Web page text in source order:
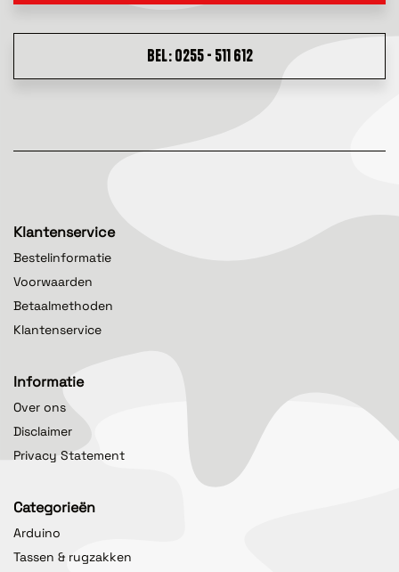
BEL: 0255 - 511 612
Klantenservice
Bestelinformatie
Voorwaarden
Betaalmethoden
Klantenservice
Informatie
Over ons
Disclaimer
Privacy Statement
Categorieën
Arduino
Tassen & rugzakken